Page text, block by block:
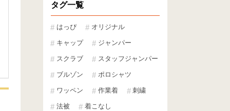
タグ一覧
はっぴ オリジナル
キャップ ジャンパー
スクラブ スタッフジャンパー
ブルゾン ポロシャツ
ワッペン 作業着 刺繍
法被 着こなし